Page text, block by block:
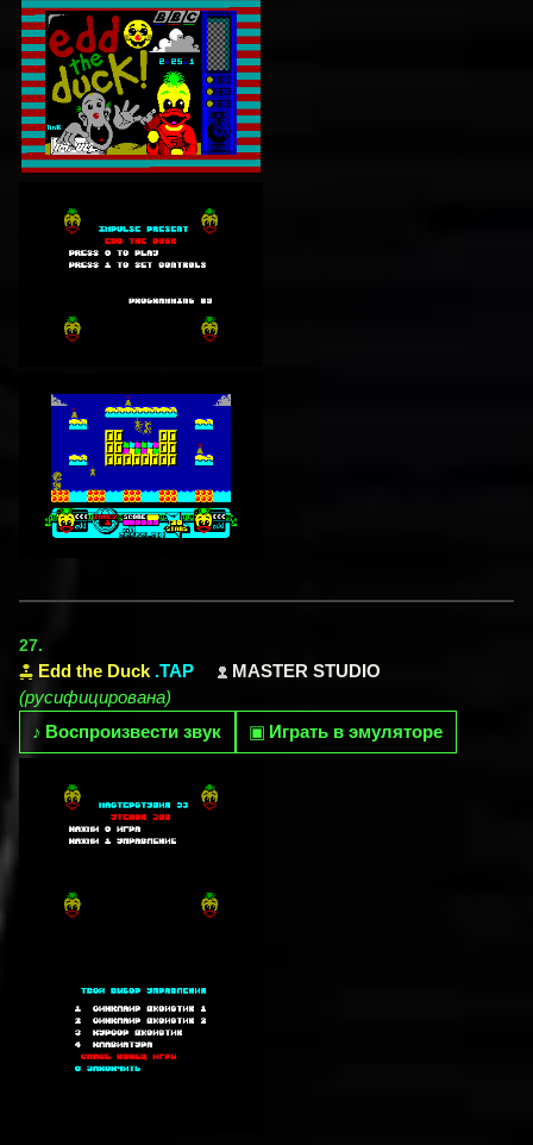
27.
Edd the Duck .TAP
MASTER STUDIO
(русифицирована)
♪ Воспроизвести звук ▣ Играть в эмуляторе